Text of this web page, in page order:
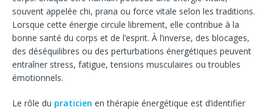
souvent appelée chi, prana ou force vitale selon les traditions.
Lorsque cette énergie circule librement, elle contribue à la
bonne santé du corps et de l’esprit. À l’inverse, des blocages,
des déséquilibres ou des perturbations énergétiques peuvent
entraîner stress, fatigue, tensions musculaires ou troubles
émotionnels.
Le rôle du praticien en thérapie énergétique est d’identifier